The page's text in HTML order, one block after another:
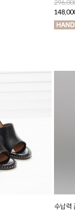
수납력